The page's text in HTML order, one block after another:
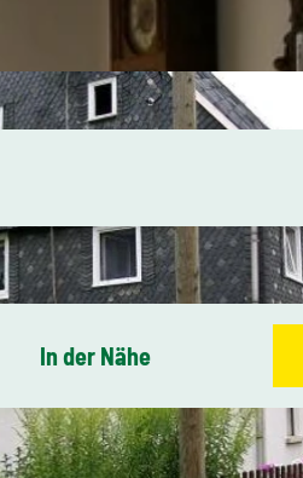
In der Nähe